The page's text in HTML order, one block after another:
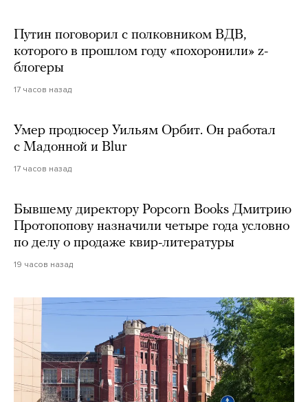
Путин поговорил с полковником ВДВ,
которого в прошлом году «похоронили» z-
блогеры
17 часов назад
Умер продюсер Уильям Орбит. Он работал
с Мадонной и Blur
17 часов назад
Бывшему директору Popcorn Books Дмитрию
Протопопову назначили четыре года условно
по делу о продаже квир-литературы
19 часов назад